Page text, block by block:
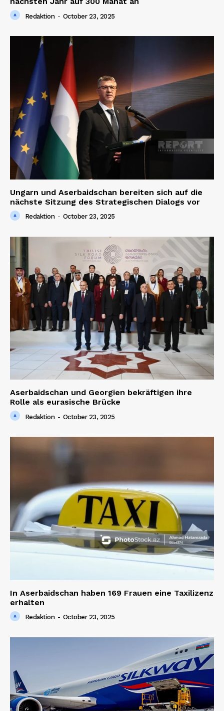
Redaktion - October 23, 2025
Ungarn und Aserbaidschan bereiten sich auf die
nächste Sitzung des Strategischen Dialogs vor
Redaktion - October 23, 2025
Aserbaidschan und Georgien bekräftigen ihre
Rolle als eurasische Brücke
Redaktion - October 23, 2025
In Aserbaidschan haben 169 Frauen eine Taxilizenz
erhalten
Redaktion - October 23, 2025